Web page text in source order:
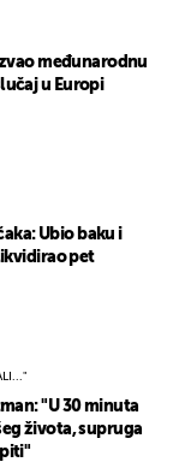
međunarodnu
u Europi
Ubio baku i
pet
"U 30 minuta
života, supruga